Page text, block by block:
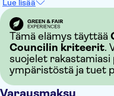
Lue lisää
Tämä elämys täyttää
Councilin kriteerit.
suojelet rakastamiasi
ympäristöstä ja tuet